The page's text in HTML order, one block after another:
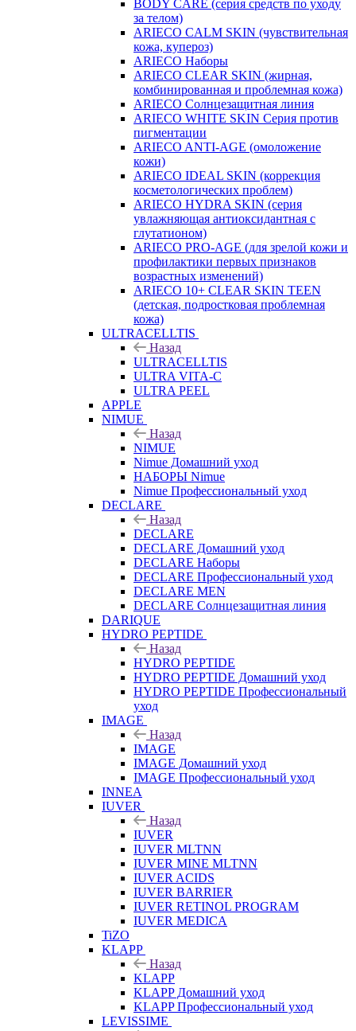
BODY CARE (серия средств по уходу
за телом)
ARIECO CALM SKIN (чувствительная
кожа, купероз)
ARIECO Наборы
ARIECO CLEAR SKIN (жирная,
комбинированная и проблемная кожа)
ARIECO Солнцезащитная линия
ARIECO WHITE SKIN Серия против
пигментации
ARIECO ANTI-AGE (омоложение
кожи)
ARIECO IDEAL SKIN (коррекция
косметологических проблем)
ARIECO HYDRA SKIN (серия
увлажняющая антиоксидантная с
глутатионом)
ARIECO PRO-AGE (для зрелой кожи и
профилактики первых признаков
возрастных изменений)
ARIECO 10+ CLEAR SKIN TEEN
(детская, подростковая проблемная
кожа)
ULTRACELLTIS
Назад
ULTRACELLTIS
ULTRA VITA-C
ULTRA PEEL
APPLE
NIMUE
Назад
NIMUE
Nimue Домашний уход
НАБОРЫ Nimue
Nimue Профессиональный уход
DECLARE
Назад
DECLARE
DECLARE Домашний уход
DECLARE Наборы
DECLARE Профессиональный уход
DECLARE MEN
DECLARE Солнцезащитная линия
DARIQUE
HYDRO PEPTIDE
Назад
HYDRO PEPTIDE
HYDRO PEPTIDE Домашний уход
HYDRO PEPTIDE Профессиональный
уход
IMAGE
Назад
IMAGE
IMAGE Домашний уход
IMAGE Профессиональный уход
INNEA
IUVER
Назад
IUVER
IUVER MLTNN
IUVER MINE MLTNN
IUVER ACIDS
IUVER BARRIER
IUVER RETINOL PROGRAM
IUVER MEDICA
TiZO
KLAPP
Назад
KLAPP
KLAPP Домашний уход
KLAPP Профессиональный уход
LEVISSIME